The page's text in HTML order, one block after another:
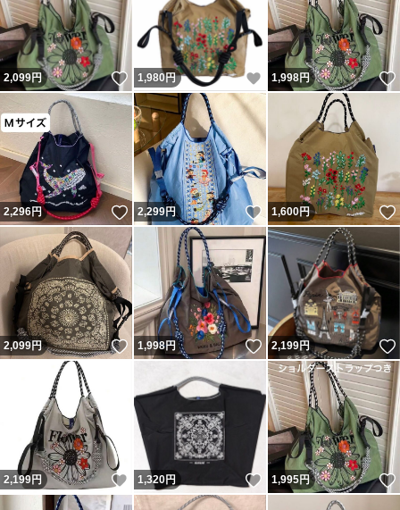
2,099円 いいね！
1,980円 いいね！
1,998円
2,296円 いいね！
2,299円 いいね！
1,600円
2,099円 いいね！
1,998円 いいね！
2,199円
2,199円 いいね！
1,320円 いいね！
1,995円